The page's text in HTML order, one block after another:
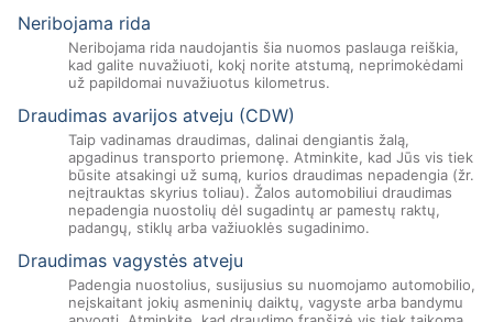
Neribojama rida
Neribojama rida naudojantis šia nuomos paslauga reiškia,
kad galite nuvažiuoti, kokį norite atstumą, neprimokėdami
už papildomai nuvažiuotus kilometrus.
Draudimas avarijos atveju (CDW)
Taip vadinamas draudimas, dalinai dengiantis žalą,
apgadinus transporto priemonę. Atminkite, kad Jūs vis tiek
būsite atsakingi už sumą, kurios draudimas nepadengia (žr.
neįtrauktas skyrius toliau). Žalos automobiliui draudimas
nepadengia nuostolių dėl sugadintų ar pamestų raktų,
padangų, stiklų arba važiuoklės sugadinimo.
Draudimas vagystės atveju
Padengia nuostolius, susijusius su nuomojamo automobilio,
neįskaitant jokių asmeninių daiktų, vagyste arba bandymu